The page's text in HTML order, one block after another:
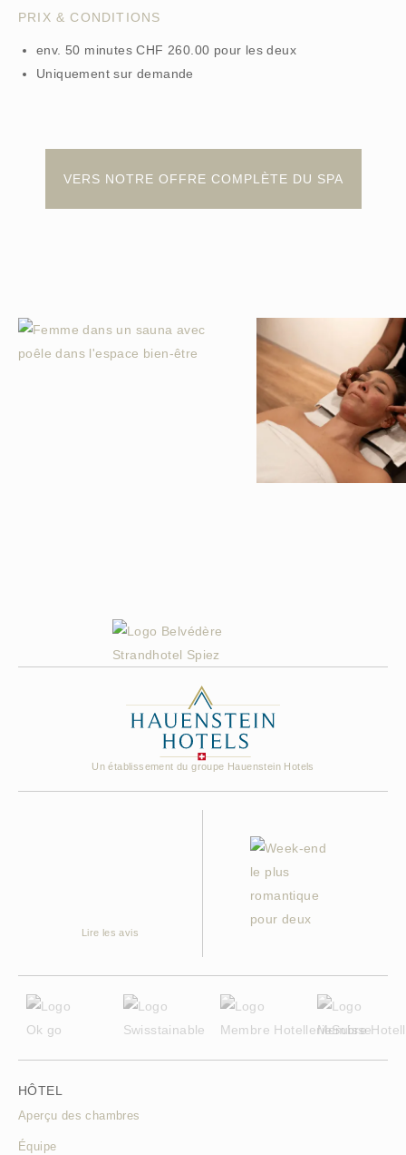
PRIX & CONDITIONS
env. 50 minutes CHF 260.00 pour les deux
Uniquement sur demande
VERS NOTRE OFFRE COMPLÈTE DU SPA
Un établissement du groupe Hauenstein Hotels
Lire les avis
HÔTEL
Aperçu des chambres
Équipe